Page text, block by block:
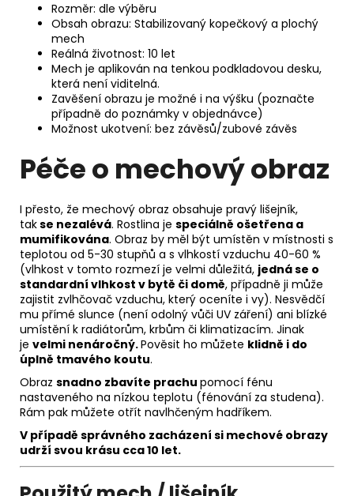
Rozměr: dle výběru
Obsah obrazu: Stabilizovaný kopečkový a plochý
mech
Reálná životnost: 10 let
Mech je aplikován na tenkou podkladovou desku,
která není viditelná.
Zavěšení obrazu je možné i na výšku (poznačte
případně do poznámky v objednávce)
Možnost ukotvení: bez závěsů/zubové závěs
Péče o mechový obraz
I přesto, že mechový obraz obsahuje pravý lišejník,
takse nezalévá. Rostlina je speciálně ošetřena a
mumifikována. Obraz by měl být umístěn v místnosti s
teplotou od 5-30 stupňů a s vlhkostí vzduchu 40-60 %
(vlhkost v tomto rozmezí je velmi důležitá, jedná se o
standardní vlhkost v bytě či domě, případně ji může
zajistit zvlhčovač vzduchu, který oceníte i vy). Nesvědčí
mu přímé slunce (není odolný vůči UV záření) ani blízké
umístění k radiátorům, krbům či klimatizacím. Jinak
je velmi nenáročný.Pověsit ho můžete klidně i do
úplně tmavého koutu.
Obraz snadno zbavíte prachu pomocí fénu
nastaveného na nízkou teplotu (fénování za studena).
Rám pak můžete otřít navlhčeným hadříkem.
V případě správného zacházení si mechové obrazy
udrží svou krásu cca 10 let.